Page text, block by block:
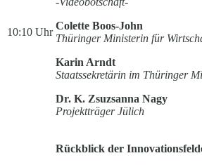
10:10 Uhr
Colette Boos-John
Thüringer Ministerin für
Karin Arndt
Staatssekretärin im Thüringer
Dr. K. Zsuzsanna Nagy
Projektträger Jülich
Rückblick der